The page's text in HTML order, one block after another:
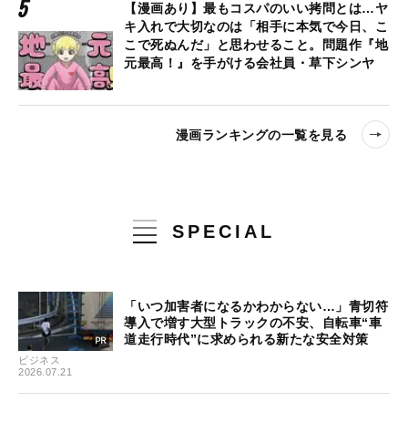
【漫画あり】最もコスパのいい拷問とは…ヤ
キ入れで大切なのは「相手に本気で今日、こ
こで死ぬんだ」と思わせること。問題作『地
元最高！』を手がける会社員・草下シンヤ
漫画ランキングの一覧を見る
SPECIAL
ビジネス
2026.07.21
「いつ加害者になるかわからない…」青切符
導入で増す大型トラックの不安、自転車“車
道走行時代”に求められる新たな安全対策